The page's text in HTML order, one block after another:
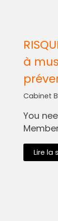
à
Cabinet
You
Lire la